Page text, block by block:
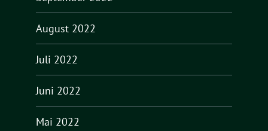
August 2022
Juli 2022
Juni 2022
Mai 2022